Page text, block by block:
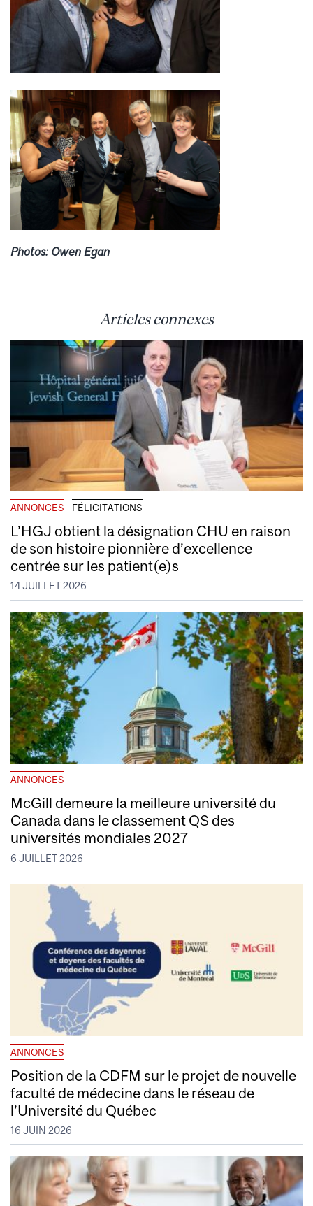
Photos: Owen Egan
Articles connexes
ANNONCES FÉLICITATIONS
L’HGJ obtient la désignation CHU en raison
de son histoire pionnière d’excellence
centrée sur les patient(e)s
14 JUILLET 2026
ANNONCES
McGill demeure la meilleure université du
Canada dans le classement QS des
universités mondiales 2027
6 JUILLET 2026
ANNONCES
Position de la CDFM sur le projet de nouvelle
faculté de médecine dans le réseau de
l’Université du Québec
16 JUIN 2026